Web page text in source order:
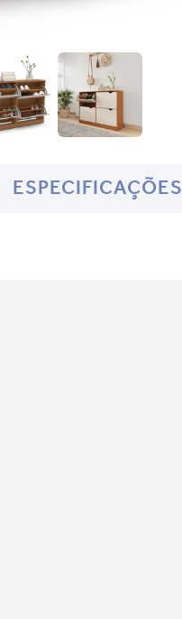
ESPECIFICAÇÕES